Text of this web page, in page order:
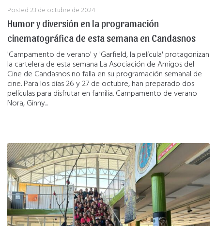
Posted23 de octubre de 2024
Humor y diversión en la programación
cinematográfica de esta semana en Candasnos
'Campamento de verano' y 'Garfield, la película' protagonizan
la cartelera de esta semana La Asociación de Amigos del
Cine de Candasnos no falla en su programación semanal de
cine. Para los días 26 y 27 de octubre, han preparado dos
películas para disfrutar en familia. Campamento de verano
Nora, Ginny...